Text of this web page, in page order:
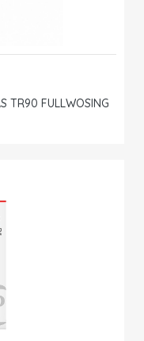
TR90 FULLWOSING